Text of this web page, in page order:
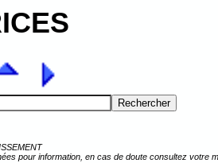
pour information, en cas de doute consultez votre